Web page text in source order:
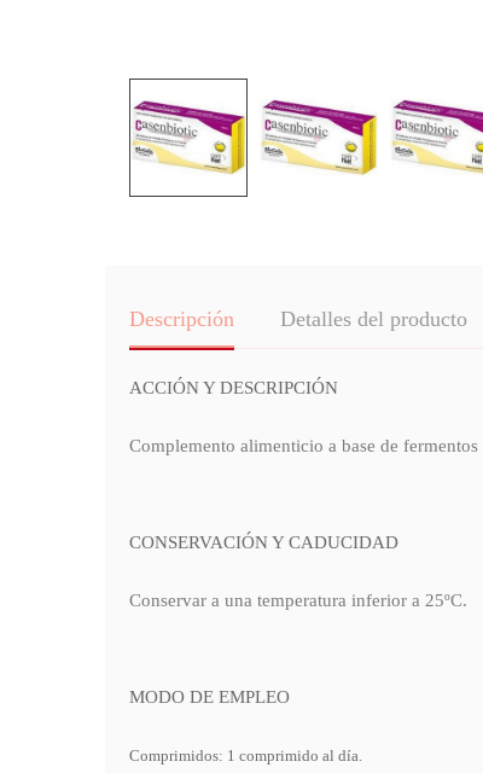
Descripción Detalles del producto
ACCIÓN Y DESCRIPCIÓN
Complemento alimenticio a base de
CONSERVACIÓN Y CADUCIDAD
Conservar a una temperatura inferior a 25ºC.
MODO DE EMPLEO
Comprimidos: 1 comprimido al día.